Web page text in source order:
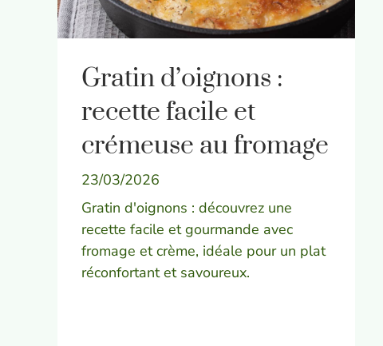
Gratin d’oignons :
recette facile et
crémeuse au fromage
23/03/2026
Gratin d'oignons : découvrez une
recette facile et gourmande avec
fromage et crème, idéale pour un plat
réconfortant et savoureux.